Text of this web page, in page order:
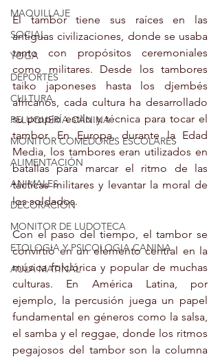
MAQUILLAJE
SOCIAL
YOGA
DEPORTES
CULTURA
PELUQUERÍA CANINA
MONITOR COMEDORES ESCOLARES
ALIMENTACIÓN
ANIMALES
DECORACIÓN
MONITOR DE LUDOTECA
ETOLOGIA Y PSICOLOGIA CANINA
AULA MATINAL
El tambor tiene sus raíces en las
antiguas civilizaciones, donde se usaba
tanto con propósitos ceremoniales
como militares. Desde los tambores
taiko japoneses hasta los djembés
africanos, cada cultura ha desarrollado
su propio estilo y técnica para tocar el
tambor. En Europa, durante la Edad
Media, los tambores eran utilizados en
batallas para marcar el ritmo de las
tácticas militares y levantar la moral de
los soldados.
Con el paso del tiempo, el tambor se
convirtió en un elemento central en la
música folclórica y popular de muchas
culturas. En América Latina, por
ejemplo, la percusión juega un papel
fundamental en géneros como la salsa,
el samba y el reggae, donde los ritmos
pegajosos del tambor son la columna